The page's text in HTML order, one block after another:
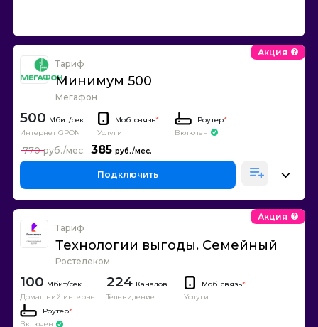
Тариф
Минимум 500
Мегафон
Акция
500
Интернет GPON
Моб. связь*
Услуги
Роутер*
Включен
385
770
Подключить
Тариф
Технологии выгоды. Семейный
Ростелеком
Акция
100
Домашний интернет
224 Каналов
Телевидение
Моб. связь*
Услуги
Роутер*
Включен